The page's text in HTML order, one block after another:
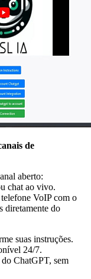
de
aberto:
chat ao vivo.
VoIP com o
diretamente do
suas instruções.
24/7.
ChatGPT, sem